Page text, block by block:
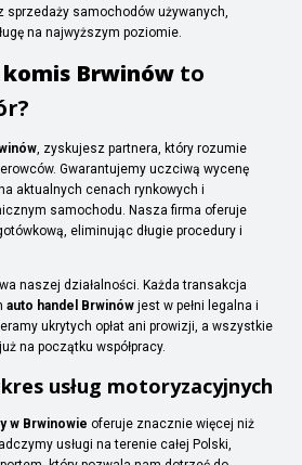
sprzedaży samochodów używanych,
na najwyższym poziomie.
Brwinów to
, zyskujesz partnera, który rozumie
Gwarantujemy uczciwą wycenę
aktualnych cenach rynkowych i
samochodu. Nasza firma oferuje
eliminując długie procedury i
naszej działalności. Każda transakcja
auto handel Brwinów jest w pełni legalna i
ukrytych opłat ani prowizji, a wszystkie
na początku współpracy.
usług motoryzacyjnych
w Brwinowie oferuje znacznie więcej niż
usługi na terenie całej Polski,